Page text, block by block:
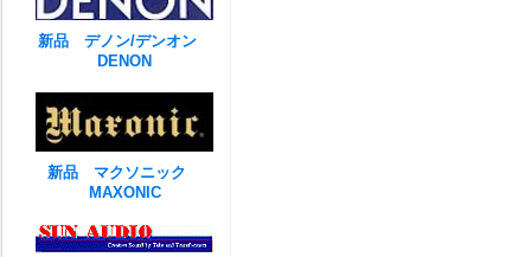
新品 デノン/デンオン
DENON
新品 マクソニック
MAXONIC